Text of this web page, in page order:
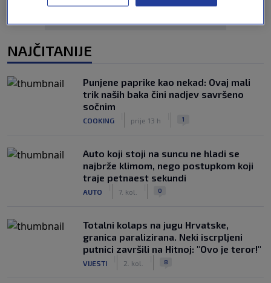
NAJČITANIJE
Punjene paprike kao nekad: Ovaj mali
trik naših baka čini nadjev savršeno
sočnim
COOKING prije 13 h 1
Auto koji stoji na suncu ne hladi se
najbrže klimom, nego postupkom koji
traje petnaest sekundi
AUTO 7. kol. 0
Totalni kolaps na jugu Hrvatske,
granica paralizirana. Neki iscrpljeni
putnici završili na Hitnoj: "Ovo je teror!"
VIJESTI 2. kol. 8